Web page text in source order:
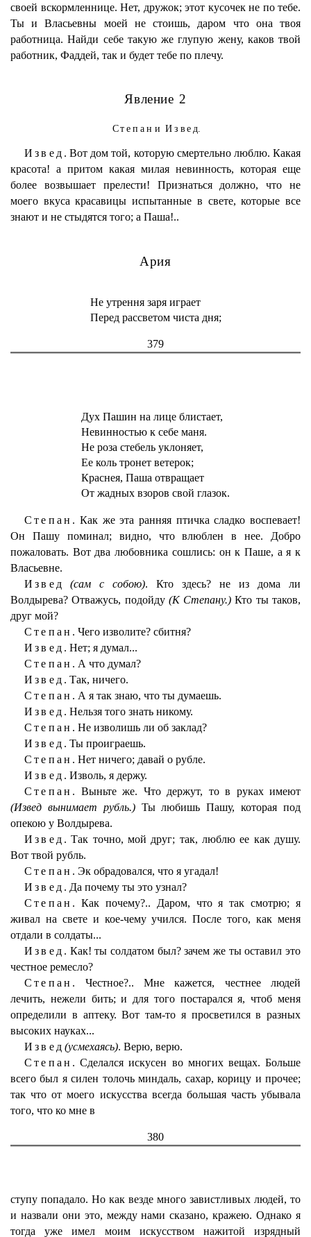
своей вскормленнице. Нет, дружок; этот кусочек не по тебе.
Ты и Власьевны моей не стоишь, даром что она твоя
работница. Найди себе такую же глупую жену, каков твой
работник, Фаддей, так и будет тебе по плечу.
Явление 2
Степан и Извед
Извед. Вот дом той, которую смертельно люблю. Какая
красота! а притом какая милая невинность, которая еще
более возвышает прелести! Признаться должно, что не
моего вкуса красавицы испытанные в свете, которые все
знают и не стыдятся того; а Паша!..
Ария
Не утрення заря играет
Перед рассветом чиста дня;
379
Дух Пашин на лице блистает,
Невинностью к себе маня.
Не роза стебель уклоняет,
Ее коль тронет ветерок;
Краснея, Паша отвращает
От жадных взоров свой глазок.
Степан. Как же эта ранняя птичка сладко воспевает!
Он Пашу поминал; видно, что влюблен в нее. Добро
пожаловать. Вот два любовника сошлись: он к Паше, а я к
Власьевне.
Извед
(сам с собою). Кто здесь? не из дома ли
Волдырева? Отважусь, подойду (К Степану.) Кто ты таков,
друг мой?
Степан. Чего изволите? сбитня?
Извед. Нет; я думал...
Степан. А что думал?
Извед. Так, ничего.
Степан. А я так знаю, что ты думаешь.
Извед. Нельзя того знать никому.
Степан. Не изволишь ли об заклад?
Извед. Ты проиграешь.
Степан. Нет ничего; давай о рубле.
Извед. Изволь, я держу.
Степан. Выньте же. Что держут, то в руках имеют
(Извед вынимает рубль.)Ты любишь Пашу, которая под
опекою у Волдырева.
Извед. Так точно, мой друг; так, люблю ее как душу.
Вот твой рубль.
Степан. Эк обрадовался, что я угадал!
Извед. Да почему ты это узнал?
Степан. Как почему?.. Даром, что я так смотрю; я
живал на свете и кое-чему учился. После того, как меня
отдали в солдаты...
Извед. Как! ты солдатом был? зачем же ты оставил это
честное ремесло?
Степан. Честное?.. Мне кажется, честнее людей
лечить, нежели бить; и для того постарался я, чтоб меня
определили в аптеку. Вот там-то я просветился в разных
высоких науках...
Извед (усмехаясь). Верю, верю.
Степан. Сделался искусен во многих вещах. Больше
всего был я силен толочь миндаль, сахар, корицу и прочее;
так что от моего искусства всегда большая часть убывала
того, что ко мне в
380
ступу попадало. Но как везде много завистливых людей, то
и назвали они это, между нами сказано, кражею. Однако я
тогда уже имел моим искусством нажитой изрядный